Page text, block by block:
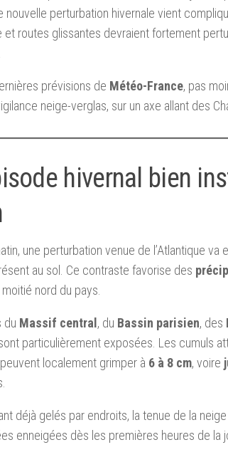
nouvelle perturbation hivernale vient
et routes glissantes devraient fortement
prévisions de Météo-France, pas
neige-verglas, sur un axe allant des
hivernal bien
une perturbation venue de l’Atlantique va
au sol. Ce contraste favorise des
nord du pays.
du Massif central , du Bassin parisien, des
particulièrement exposées. Les cumuls
localement grimper à 6 à 8 cm, voire
déjà gelés par endroits, la tenue de la
enneigées dès les premières heures de la